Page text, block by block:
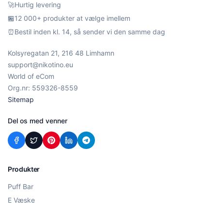
🚀Hurtig levering
🏪12 000+ produkter at vælge imellem
⏰Bestil inden kl. 14, så sender vi den samme dag
Kolsyregatan 21, 216 48 Limhamn
support@nikotino.eu
World of eCom
Org.nr: 559326-8559
Sitemap
Del os med venner
Produkter
Puff Bar
E Væske